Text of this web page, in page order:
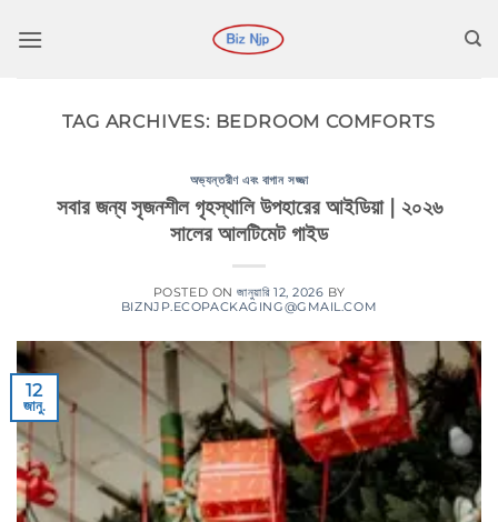
চলে
TAG ARCHIVES: BEDROOM COMFORTS
অভ্যন্তরীণ এবং বাগান সজ্জা
সবার জন্য সৃজনশীল গৃহস্থালি উপহারের আইডিয়া | ২০২৬
সালের আলটিমেট গাইড
POSTED ONজানুয়ারি 12, 2026 BY
BIZNJP.ECOPACKAGING@GMAIL.COM
12
জানু.